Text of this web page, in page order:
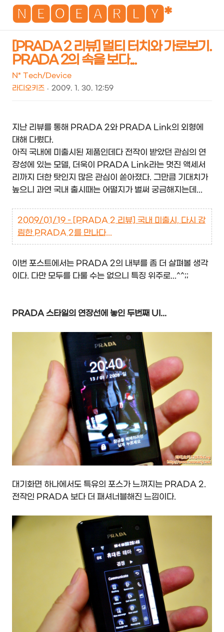
🅽🅴🅾🅴🅰🆁🅻🆈*
[PRADA 2 리뷰] 멀티 터치와 가로보기.
PRADA 2의 속을 보다...
N* Tech/Device
라디오키즈
2009. 1. 30. 12:59
지난 리뷰를 통해 PRADA 2와 PRADA Link의 외형에
대해 다뤘다.
아직 국내에 미출시된 제품인데다 전작이 받았던 관심의 연
장성에 있는 모델, 더욱이 PRADA Link라는 멋진 액세서
리까지 더한 탓인지 많은 관심이 쏟아졌다. 그만큼 기대치가
높으니 과연 국내 출시때는 어떨지가 벌써 궁금해지는데...
2009/01/19 - [PRADA 2 리뷰] 국내 미출시, 다시 강
림한 PRADA 2를 만나다...
이번 포스트에서는 PRADA 2의 내부를 좀 더 살펴볼 생각
이다. 다만 모두를 다룰 수는 없으니 특징 위주로...^^;;
PRADA 스타일의 연장선에 놓인 두번째 UI...
대기화면 하나에서도 특유의 포스가 느껴지는 PRADA 2.
전작인 PRADA 보다 더 패셔너블해진 느낌이다.